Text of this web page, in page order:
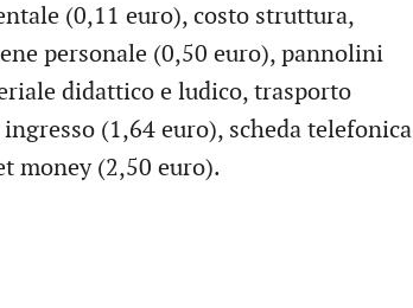
(0,11 euro), costo struttura,
personale (0,50 euro), pannolini
didattico e ludico, trasporto
(1,64 euro), scheda telefonica
money (2,50 euro).